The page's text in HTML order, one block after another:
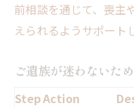
前相談を通じて、喪主
えられるようサポート
ご遺族が迷わないた
StepAction